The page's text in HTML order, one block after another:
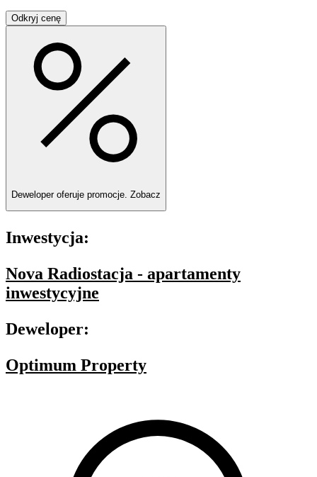
Odkryj cenę
Deweloper oferuje promocje. Zobacz
Inwestycja:
Nova Radiostacja - apartamenty
inwestycyjne
Deweloper:
Optimum Property